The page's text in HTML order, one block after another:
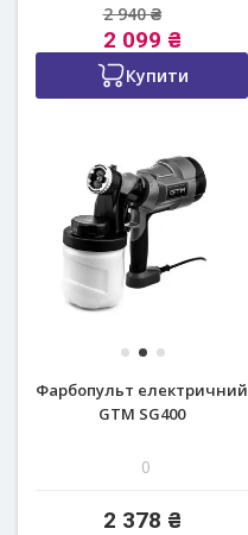
2 940 ₴
2 099 ₴
Купити
Фарбопульт електричний
GTM SG400
0
2 378 ₴